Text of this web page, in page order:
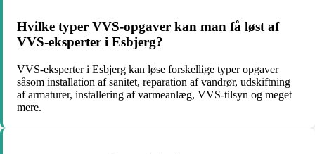
Hvilke typer VVS-opgaver kan man få løst af
VVS-eksperter i Esbjerg?
VVS-eksperter i Esbjerg kan løse forskellige typer opgaver
såsom installation af sanitet, reparation af vandrør, udskiftning
af armaturer, installering af varmeanlæg, VVS-tilsyn og meget
mere.